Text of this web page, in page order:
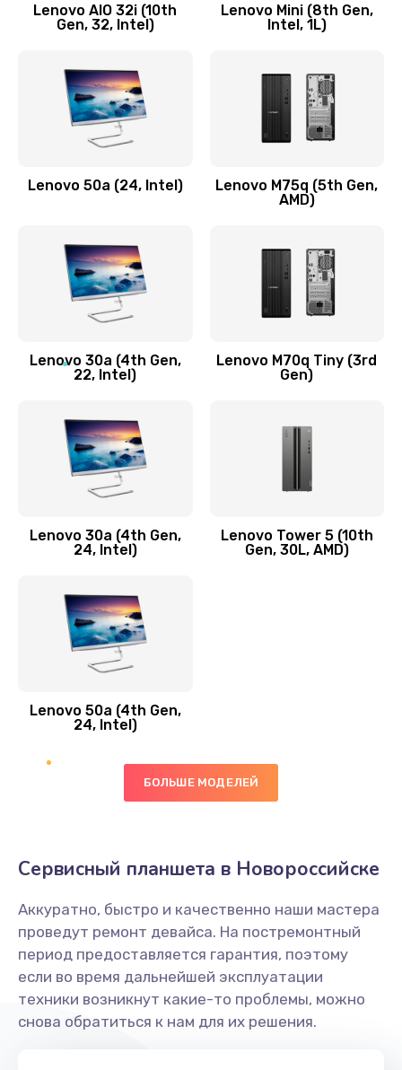
Заказать
600 руб.
Чистка от пыли или влаги
Ремонт элементов корпуса
Заказать
450 руб.
Ремонт цепей питания платы
400 руб.
Заказать
Замена слухового динамика
350 руб.
Lenovo AIO 32i (10th
Gen, 32, Intel)
Lenovo Mini (8th Gen,
Intel, 1L)
Lenovo 50a (24, Intel)
Lenovo M75q (5th Gen,
AMD)
Lenovo 30a (4th Gen,
22, Intel)
Lenovo M70q Tiny (3rd
Gen)
Lenovo 30a (4th Gen,
24, Intel)
Lenovo Tower 5 (10th
Gen, 30L, AMD)
Lenovo 50a (4th Gen,
24, Intel)
БОЛЬШЕ МОДЕЛЕЙ
Сервисный планшета в Новороссийске
Аккуратно, быстро и качественно наши мастера
проведут ремонт девайса. На постремонтный
период предоставляется гарантия, поэтому
если во время дальнейшей эксплуатации
техники возникнут какие-то проблемы, можно
снова обратиться к нам для их решения.